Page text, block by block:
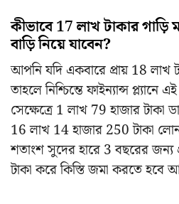
কীভাবে 17 লাখ টাকার গাড়ি
বাড়ি নিয়ে যাবেন?
আপনি যদি একবারে প্রায় 18 লাখ
তাহলে নিশ্চিন্তে ফাইন্যান্স
সেক্ষেত্রে 1 লাখ 79 হাজার টাকা
16 লাখ 14 হাজার 250 টাকা
শতাংশ সুদের হারে 3 বছরের জন্য
টাকা করে কিস্তি জমা করতে হবে